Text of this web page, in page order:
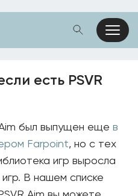
есть PSVR
был выпущен еще в
Farpoint, но с тех
игр выросла
В нашем списке